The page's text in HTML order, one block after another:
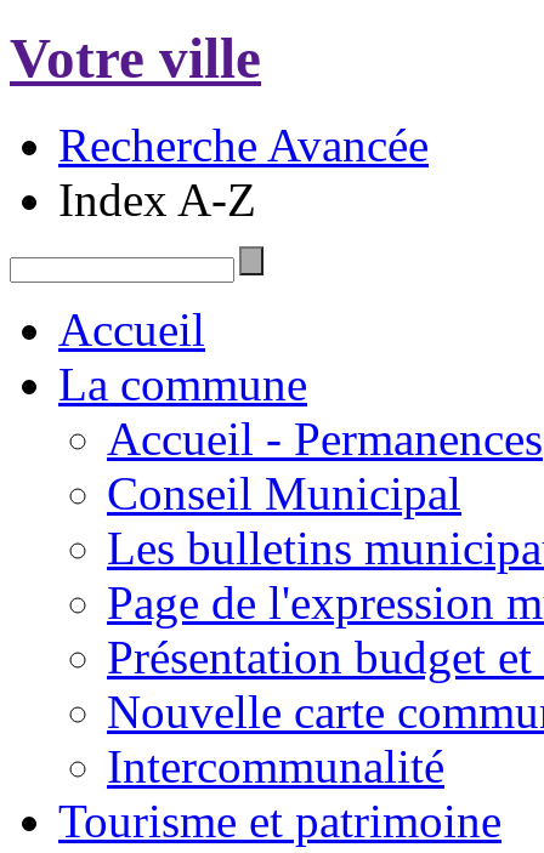
Votre ville
Recherche Avancée
Index A-Z
Accueil
La commune
Accueil - Permanences
Conseil Municipal
Les bulletins
Page de l'expression
Présentation budget
Nouvelle carte
Intercommunalité
Tourisme et patrimoine